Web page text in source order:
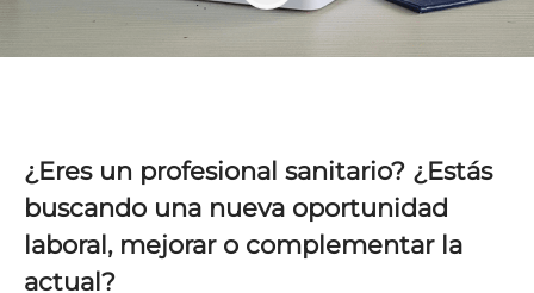
¿Eres un profesional sanitario? ¿Estás
buscando una nueva oportunidad
laboral, mejorar o complementar la
actual?